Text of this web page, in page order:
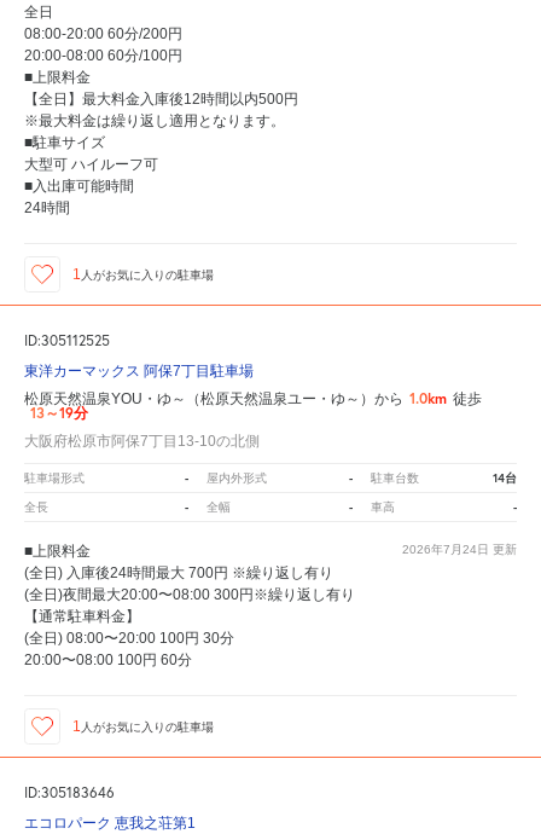
全日
08:00-20:00 60分/200円
20:00-08:00 60分/100円
■上限料金
【全日】最大料金入庫後12時間以内500円
※最大料金は繰り返し適用となります。
■駐車サイズ
大型可 ハイルーフ可
■入出庫可能時間
24時間
1 人がお気に入りの駐車場
ID:305112525
東洋カーマックス 阿保7丁目駐車場
松原天然温泉YOU・ゆ～（松原天然温泉ユー・ゆ～）から 1.0km 徒歩
13～19分
大阪府松原市阿保7丁目13-10の北側
駐車場形式 - 屋内外形式 - 駐車台数 14台
全長 - 全幅 - 車高 -
2026年7月24日 更新
■上限料金
(全日) 入庫後24時間最大 700円 ※繰り返し有り
(全日)夜間最大20:00〜08:00 300円※繰り返し有り
【通常駐車料金】
(全日) 08:00〜20:00 100円 30分
20:00〜08:00 100円 60分
1 人がお気に入りの駐車場
ID:305183646
エコロパーク 恵我之荘第1